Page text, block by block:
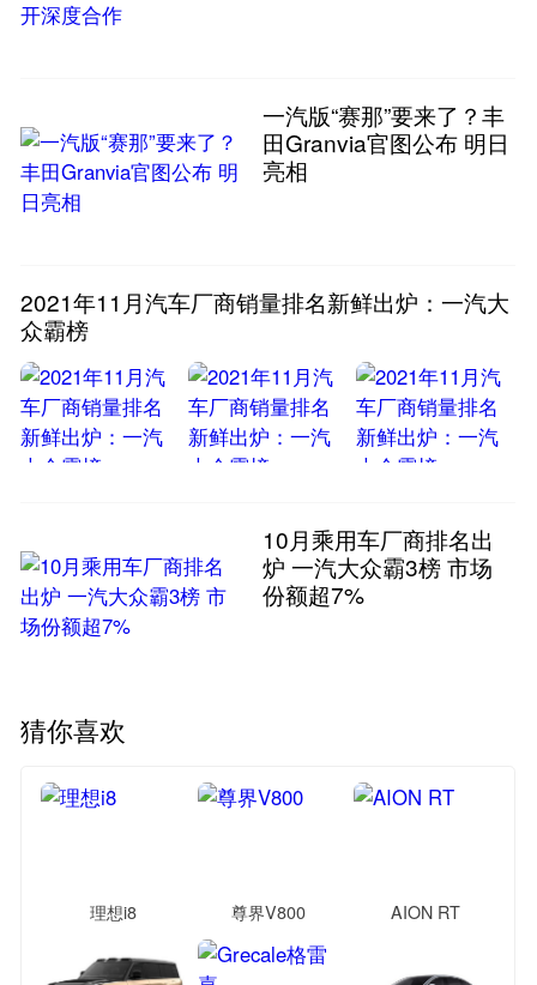
一汽版“赛那”要来了？丰
田Granvia官图公布 明日
亮相
2021年11月汽车厂商销量排名新鲜出炉：一汽大
众霸榜
10月乘用车厂商排名出
炉 一汽大众霸3榜 市场
份额超7%
猜你喜欢
理想i8 尊界V800 AION RT